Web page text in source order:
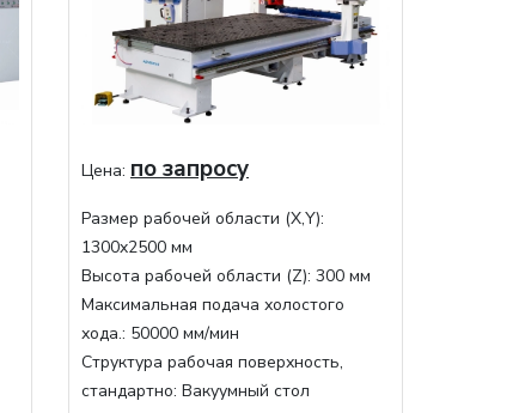
Цена: по запросу
Размер рабочей области (Х,Y):
1300x2500 мм
Высота рабочей области (Z): 300 мм
Максимальная подача холостого
хода.: 50000 мм/мин
Структура рабочая поверхность,
стандартно: Вакуумный стол